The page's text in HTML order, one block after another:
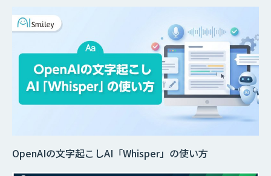
OpenAIの文字起こしAI「Whisper」の使い方